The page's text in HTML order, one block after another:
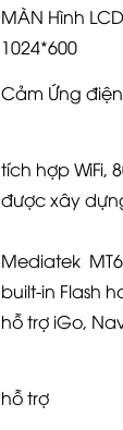
MÀN Hình
1024*600
Cảm Ứng
tích hợp WiFi,
được xây
Mediatek
built-in Flash
hỗ trợ iGo,
hỗ trợ